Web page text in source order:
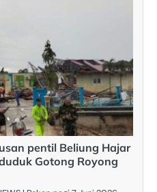
pentil Beliung Hajar
Gotong Royong